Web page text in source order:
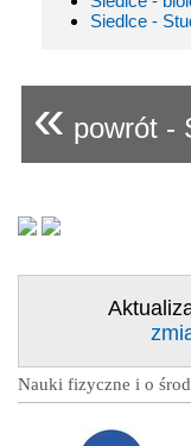
Siedlce -
« powrót -
Nauki fizyczne i o